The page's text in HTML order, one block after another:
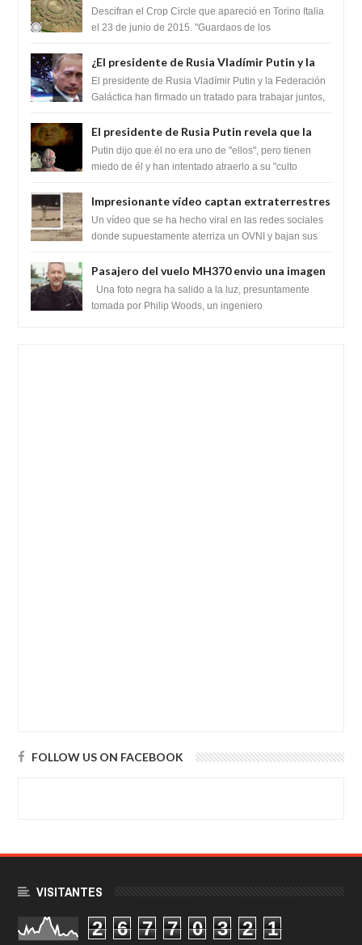
del Crop Circle de Torino ,Italia
Descifran el Crop Circle que apareció en Torino Italia
el 23 de junio de 2015. "Guardaos de los
¿El presidente de Rusia Vladímir Putin y la
Federación Galactica han firmado un
tratado para acabar con los Sionistas?
El presidente de Rusia Vladímir Putin y la Federación
Galáctica han firmado un tratado para trabajar juntos,
El presidente de Rusia Putin revela que la
clase dominante en el mundo son los
híbridos reptiles
Putin dijo que él no era uno de "ellos", pero tienen
miedo de él y han intentado atraerlo a su "culto
Impresionante vídeo captan extraterrestres
bajando de un OVNI en Arabia Saudita
Un vídeo que se ha hecho viral en las redes sociales
donde supuestamente aterriza un OVNI y bajan sus
Pasajero del vuelo MH370 envio una imagen
y texto desde la Isla Diego Garcia
Una foto negra ha salido a la luz, presuntamente
tomada por Philip Woods, un ingeniero
FOLLOW US ON FACEBOOK
VISITANTES
2 6 7 7 0 3 2 1